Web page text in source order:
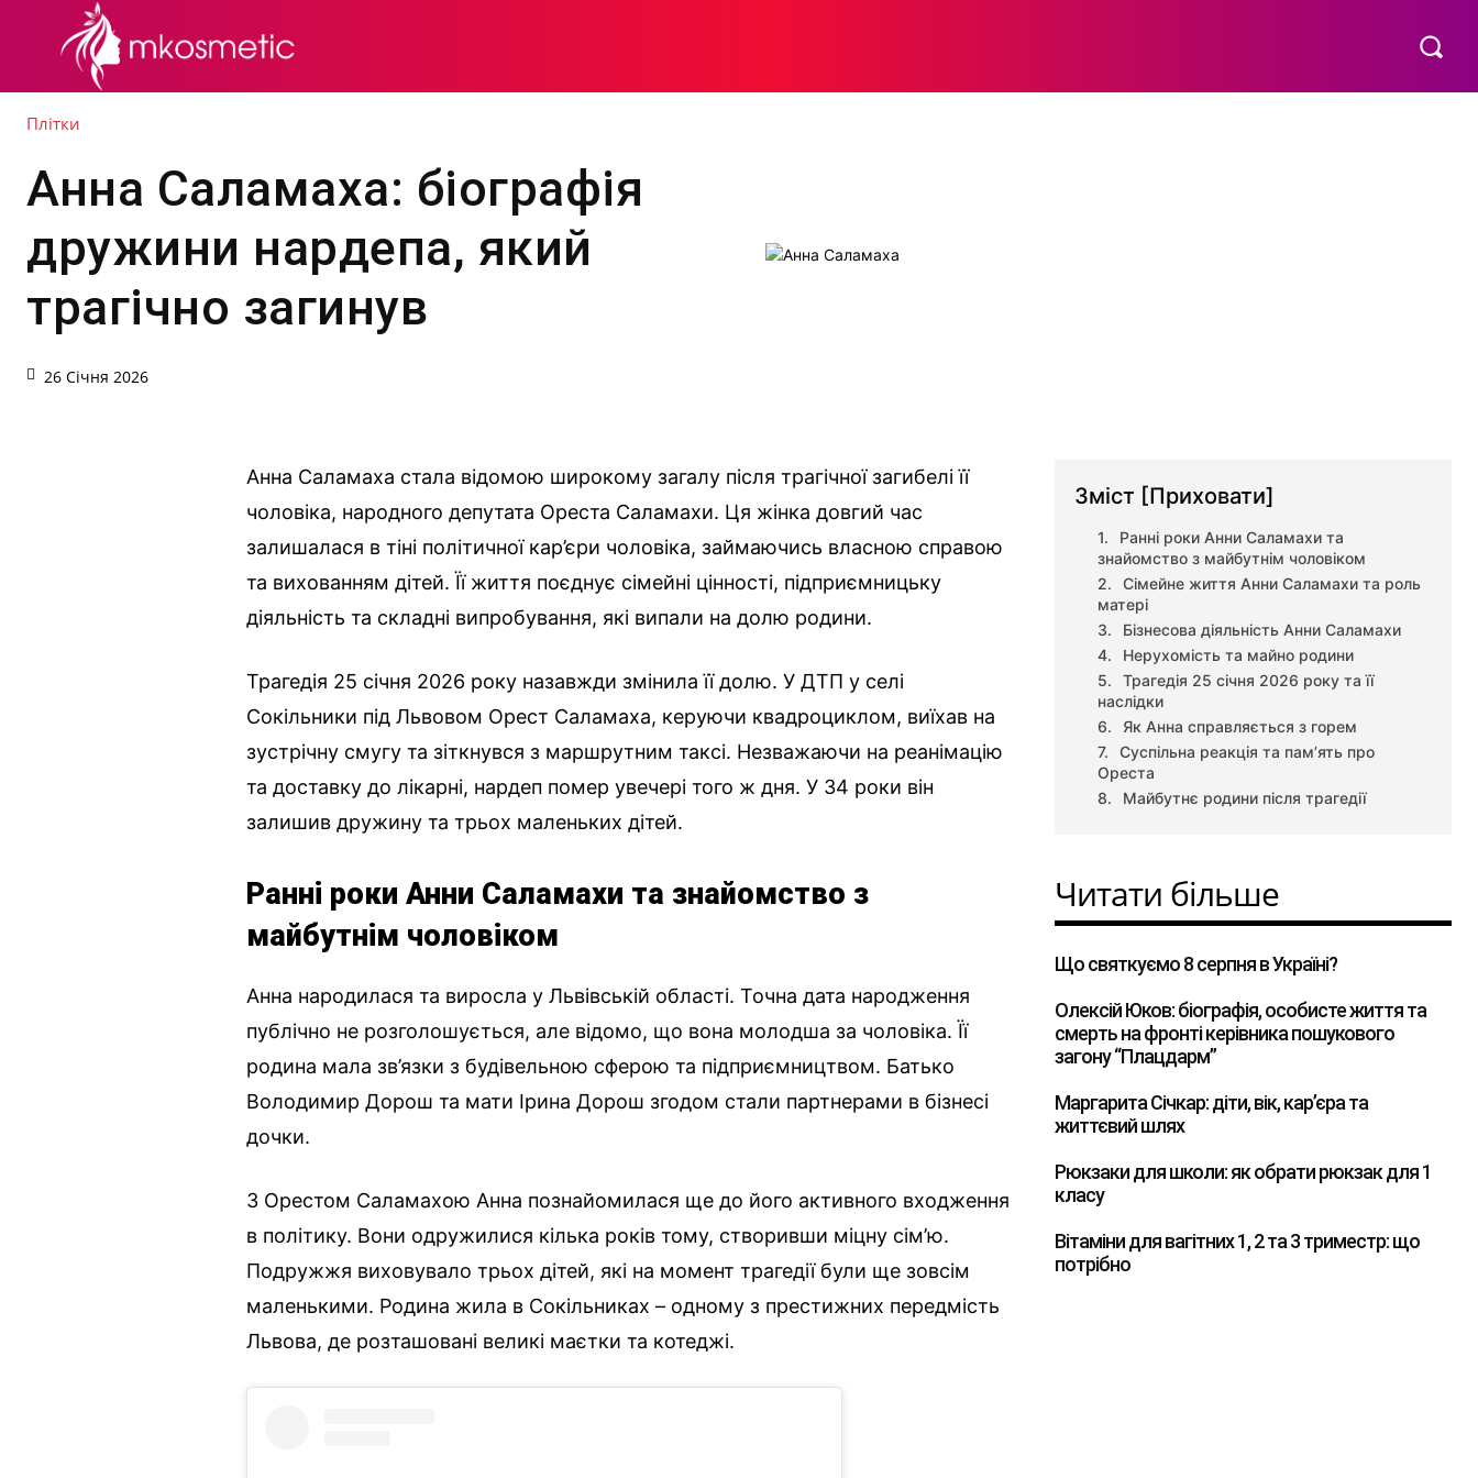
Плітки
Анна Саламаха: біографія
дружини нардепа, який
трагічно загинув
26 Січня 2026
Анна Саламаха стала відомою широкому загалу після трагічної загибелі її
чоловіка, народного депутата Ореста Саламахи. Ця жінка довгий час
залишалася в тіні політичної кар’єри чоловіка, займаючись власною справою
та вихованням дітей. Її життя поєднує сімейні цінності, підприємницьку
діяльність та складні випробування, які випали на долю родини.
Трагедія 25 січня 2026 року назавжди змінила її долю. У ДТП у селі
Сокільники під Львовом Орест Саламаха, керуючи квадроциклом, виїхав на
зустрічну смугу та зіткнувся з маршрутним таксі. Незважаючи на реанімацію
та доставку до лікарні, нардеп помер увечері того ж дня. У 34 роки він
залишив дружину та трьох маленьких дітей.
Ранні роки Анни Саламахи та знайомство з
майбутнім чоловіком
Анна народилася та виросла у Львівській області. Точна дата народження
публічно не розголошується, але відомо, що вона молодша за чоловіка. Її
родина мала зв’язки з будівельною сферою та підприємництвом. Батько
Володимир Дорош та мати Ірина Дорош згодом стали партнерами в бізнесі
дочки.
З Орестом Саламахою Анна познайомилася ще до його активного входження
в політику. Вони одружилися кілька років тому, створивши міцну сім’ю.
Подружжя виховувало трьох дітей, які на момент трагедії були ще зовсім
маленькими. Родина жила в Сокільниках – одному з престижних передмість
Львова, де розташовані великі маєтки та котеджі.
Зміст [Приховати]
Ранні роки Анни Саламахи та
знайомство з майбутнім чоловіком
Сімейне життя Анни Саламахи та роль
матері
Бізнесова діяльність Анни Саламахи
Нерухомість та майно родини
Трагедія 25 січня 2026 року та її
наслідки
Як Анна справляється з горем
Суспільна реакція та пам’ять про
Ореста
Майбутнє родини після трагедії
Читати більше
Що святкуємо 8 серпня в Україні?
Олексій Юков: біографія, особисте життя та
смерть на фронті керівника пошукового
загону “Плацдарм”
Маргарита Січкар: діти, вік, кар’єра та
життєвий шлях
Рюкзаки для школи: як обрати рюкзак для 1
класу
Вітаміни для вагітних 1, 2 та 3 триместр: що
потрібно